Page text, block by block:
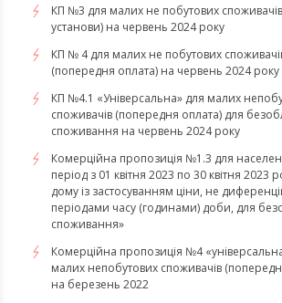
КП №3 для малих не побутових
установи) на червень 2024 року
КП № 4 для малих не побутових
(попередня оплата) на червень 2024 року
КП №4.1 «Універсальна» для малих
споживачів (попередня оплата) для
споживання на червень 2024 року
​​​​​​​Комерційна пропозиція №1.3 для
період з 01 квітня 2023 по 30 квітня 2023
дому із застосуванням ціни, не
періодами часу (годинами) доби, для
споживання»
​​​​​​​Комерційна пропозиція №4
малих непобутових споживачів
на березень 2022